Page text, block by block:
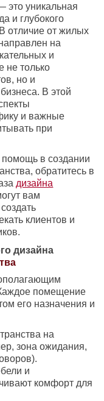
это уникальная
и глубокого
отличие от жилых
на
и
не только
но и
В этой
и важные
при
в создании
обратитесь в
дизайна
вам
клиентов и
дизайна
помещение
его назначения и
на
зона ожидания,
и
комфорт для